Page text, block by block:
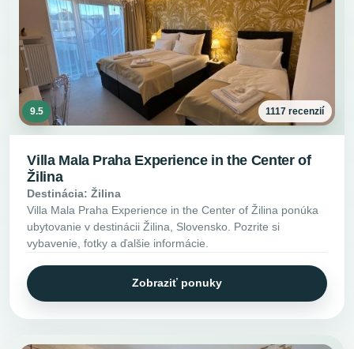
9.5 1117 recenzií
Villa Mala Praha Experience in the Center of
Žilina
Destinácia: Žilina
Villa Mala Praha Experience in the Center of Žilina ponúka
ubytovanie v destinácii Žilina, Slovensko. Pozrite si
vybavenie, fotky a ďalšie informácie.
Zobraziť ponuky